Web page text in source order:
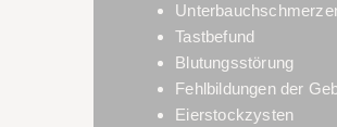
Tastbefund
Blutungsstörung
Fehlbildungen der
Eierstockzysten